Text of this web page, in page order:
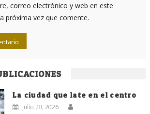
correo electrónico y web en este
próxima vez que comente.
La ciudad que late en el centro
julio 28, 2026